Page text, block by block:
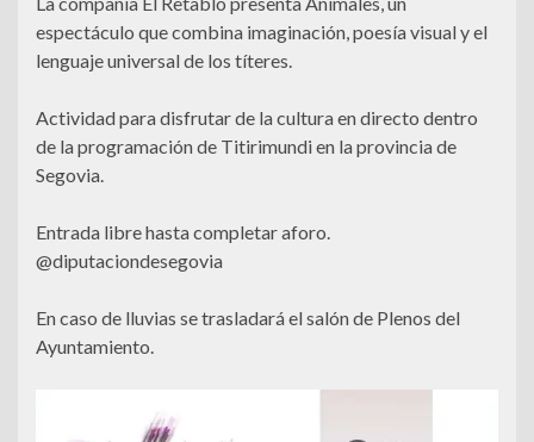
espectáculo que combina imaginación, poesía visual y el
lenguaje universal de los títeres.
Actividad para disfrutar de la cultura en directo dentro
de la programación de Titirimundi en la provincia de
Segovia.
Entrada libre hasta completar aforo.
@diputaciondesegovia
En caso de lluvias se trasladará el salón de Plenos del
Ayuntamiento.